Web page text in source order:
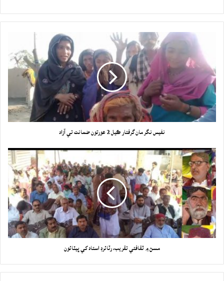
نفيس نگر مان گرفتار ڪيل 2 عورتون ضمانت تي آزاد
مسڻ ۾ ثقافتي تقريب، رٽائرڊ استاد کي ڀيٽائون